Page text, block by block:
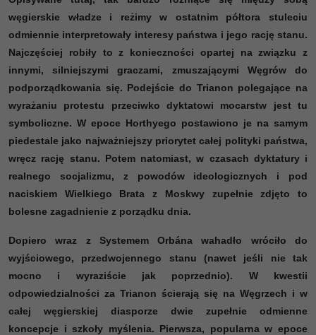
węgierskie władze i reżimy w ostatnim półtora stuleciu
odmiennie interpretowały interesy państwa i jego rację stanu.
Najczęściej robiły to z konieczności opartej na związku z
innymi, silniejszymi graczami, zmuszającymi Węgrów do
podporządkowania się. Podejście do Trianon polegające na
wyrażaniu protestu przeciwko dyktatowi mocarstw jest tu
symboliczne. W epoce Horthyego postawiono je na samym
piedestale jako najważniejszy priorytet całej polityki państwa,
wręcz rację stanu. Potem natomiast, w czasach dyktatury i
realnego socjalizmu, z powodów ideologicznych i pod
naciskiem Wielkiego Brata z Moskwy zupełnie zdjęto to
bolesne zagadnienie z porządku dnia.
Dopiero wraz z Systemem Orbána wahadło wróciło do
wyjściowego, przedwojennego stanu (nawet jeśli nie tak
mocno i wyraziście jak poprzednio). W kwestii
odpowiedzialności za Trianon ścierają się na Węgrzech i w
całej węgierskiej diasporze dwie zupełnie odmienne
koncepcje i szkoły myślenia. Pierwsza, popularna w epoce